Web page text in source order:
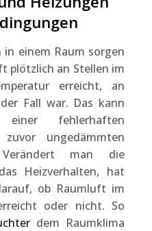
in einem Raum sorgen
plötzlich an Stellen im
erreicht, an
Fall war. Das kann
fehlerhaften
ungedämmten
Verändert man die
Heizverhalten, hat
ob Raumluft im
oder nicht. So
dem Raumklima